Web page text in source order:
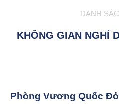
DANH
KHÔNG GIAN NGHỈ
Phòng Vương Quốc Đỏ